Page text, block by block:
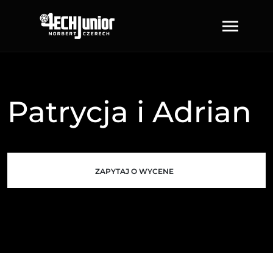
Patrycja i Adrian
ZAPYTAJ O WYCENE